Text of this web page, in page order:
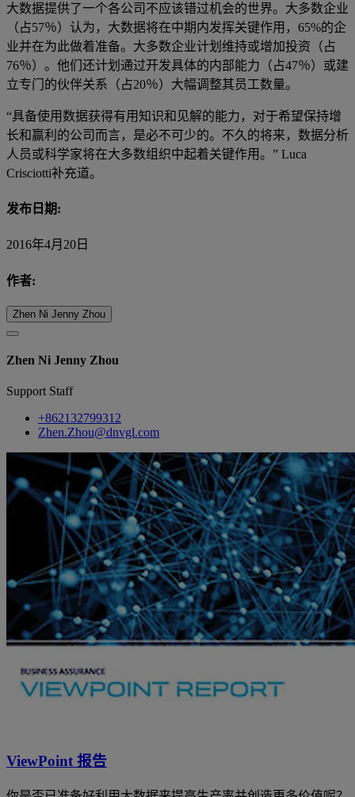
大数据提供了一个各公司不应该错过机会的世界。大多数企业
（占57％）认为，大数据将在中期内发挥关键作用，65%的企
业并在为此做着准备。大多数企业计划维持或增加投资（占
76％）。他们还计划通过开发具体的内部能力（占47％）或建
立专门的伙伴关系（占20％）大幅调整其员工数量。
“具备使用数据获得有用知识和见解的能力，对于希望保持增
长和赢利的公司而言，是必不可少的。不久的将来，数据分析
人员或科学家将在大多数组织中起着关键作用。” Luca
Crisciotti补充道。
发布日期:
2016年4月20日
作者:
Zhen Ni Jenny Zhou
Zhen Ni Jenny Zhou
Support Staff
+862132799312
Zhen.Zhou@dnvgl.com
ViewPoint 报告